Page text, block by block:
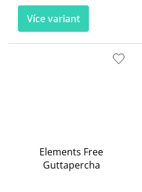
Více variant
Elements Free
Guttapercha